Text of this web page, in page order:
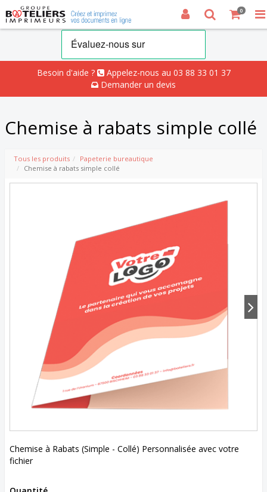
Besoin d'aide ?
Appelez-nous au 03 88 33 01 37
Demander un devis
0
Chemise à rabats simple collé
Tous les produits
Papeterie bureautique
Chemise à rabats simple collé
Chemise à Rabats (Simple - Collé) Personnalisée avec votre
fichier